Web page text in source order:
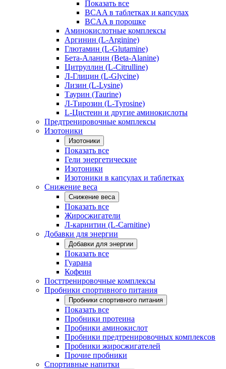
Показать все
BCAA в таблетках и капсулах
BCAA в порошке
Аминокислотные комплексы
Аргинин (L-Arginine)
Глютамин (L-Glutamine)
Бета-Аланин (Beta-Alanine)
Цитруллин (L-Citrulline)
Л-Глицин (L-Glycine)
Лизин (L-Lysine)
Таурин (Taurine)
Л-Тирозин (L-Tyrosine)
L-Цистеин и другие аминокислоты
Предтренировочные комплексы
Изотоники
Изотоники
Показать все
Гели энергетические
Изотоники
Изотоники в капсулах и таблетках
Снижение веса
Снижение веса
Показать все
Жиросжигатели
Л-карнитин (L-Carnitine)
Добавки для энергии
Добавки для энергии
Показать все
Гуарана
Кофеин
Посттренировочные комплексы
Пробники спортивного питания
Пробники спортивного питания
Показать все
Пробники протеина
Пробники аминокислот
Пробники предтренировочных комплексов
Пробники жиросжигателей
Прочие пробники
Спортивные напитки